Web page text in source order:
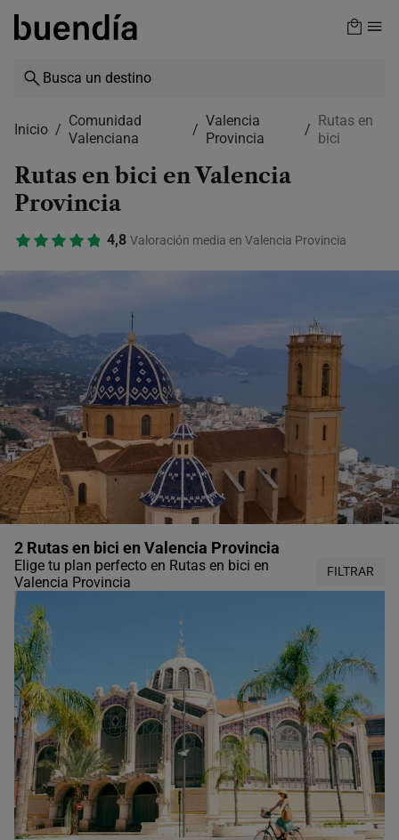
Skip
content
Inicio
Comunidad
Valenciana
Valencia
Provincia
Rutas en
bici
Rutas en bici en Valencia
Provincia
4,8 Valoración media en Valencia Provincia
2 Rutas en bici en Valencia Provincia
Elige tu plan perfecto en Rutas en bici en
Valencia Provincia
FILTRAR